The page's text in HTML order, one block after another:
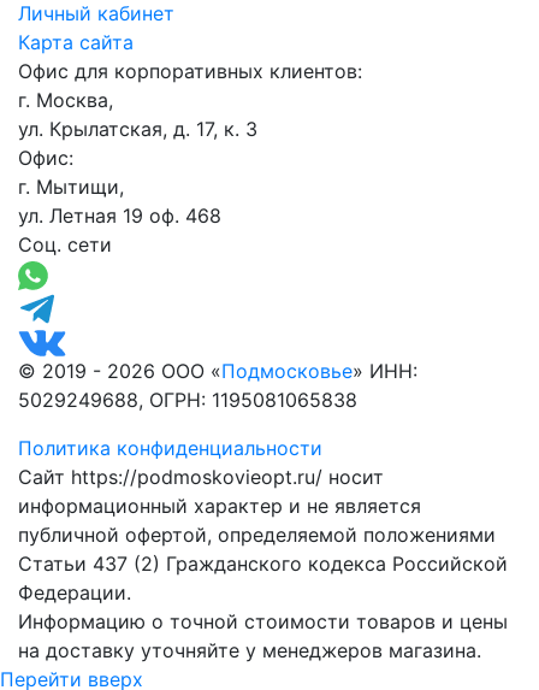
Личный кабинет
Карта сайта
Офис для корпоративных клиентов:
г. Москва,
ул. Крылатская, д. 17, к. 3
Офис:
г. Мытищи,
ул. Летная 19 оф. 468
Соц. сети
© 2019 - 2026 ООО «Подмосковье» ИНН:
5029249688, ОГРН: 1195081065838
Политика конфиденциальности
Сайт https://podmoskovieopt.ru/ носит
информационный характер и не является
публичной офертой, определяемой положениями
Статьи 437 (2) Гражданского кодекса Российской
Федерации.
Информацию о точной стоимости товаров и цены
на доставку уточняйте у менеджеров магазина.
Перейти вверх